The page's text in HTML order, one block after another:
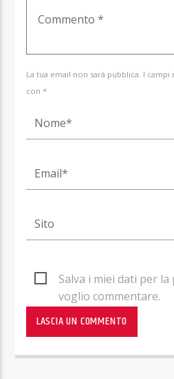
La tua email non sarà pubblica. I
con *
Salva i miei dati per
voglio commentare.